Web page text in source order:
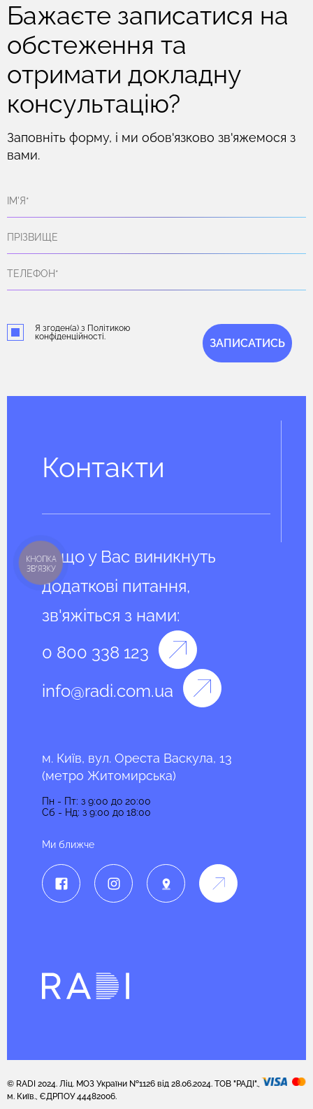
Бажаєте записатися на
обстеження та
отримати докладну
консультацію?
Заповніть форму, і ми обов'язково зв'яжемося з
вами.
Я згоден(а) з Політикою
конфіденційності.
ЗАПИСАТИСЬ
Контакти
Якщо у Вас виникнуть
додаткові питання,
зв'яжіться з нами:
0 800 338 123
info@radi.com.ua
м. Київ, вул. Ореста Васкула, 13
(метро Житомирська)
Пн - Пт: з 9:00 до 20:00
Сб - Нд: з 9:00 до 18:00
Ми ближче
© RADI 2024. Ліц. МОЗ України №1126 від 28.06.2024. ТОВ "РАДІ".,
м. Київ., ЄДРПОУ 44482006.
КНОПКА
ЗВ'ЯЗКУ